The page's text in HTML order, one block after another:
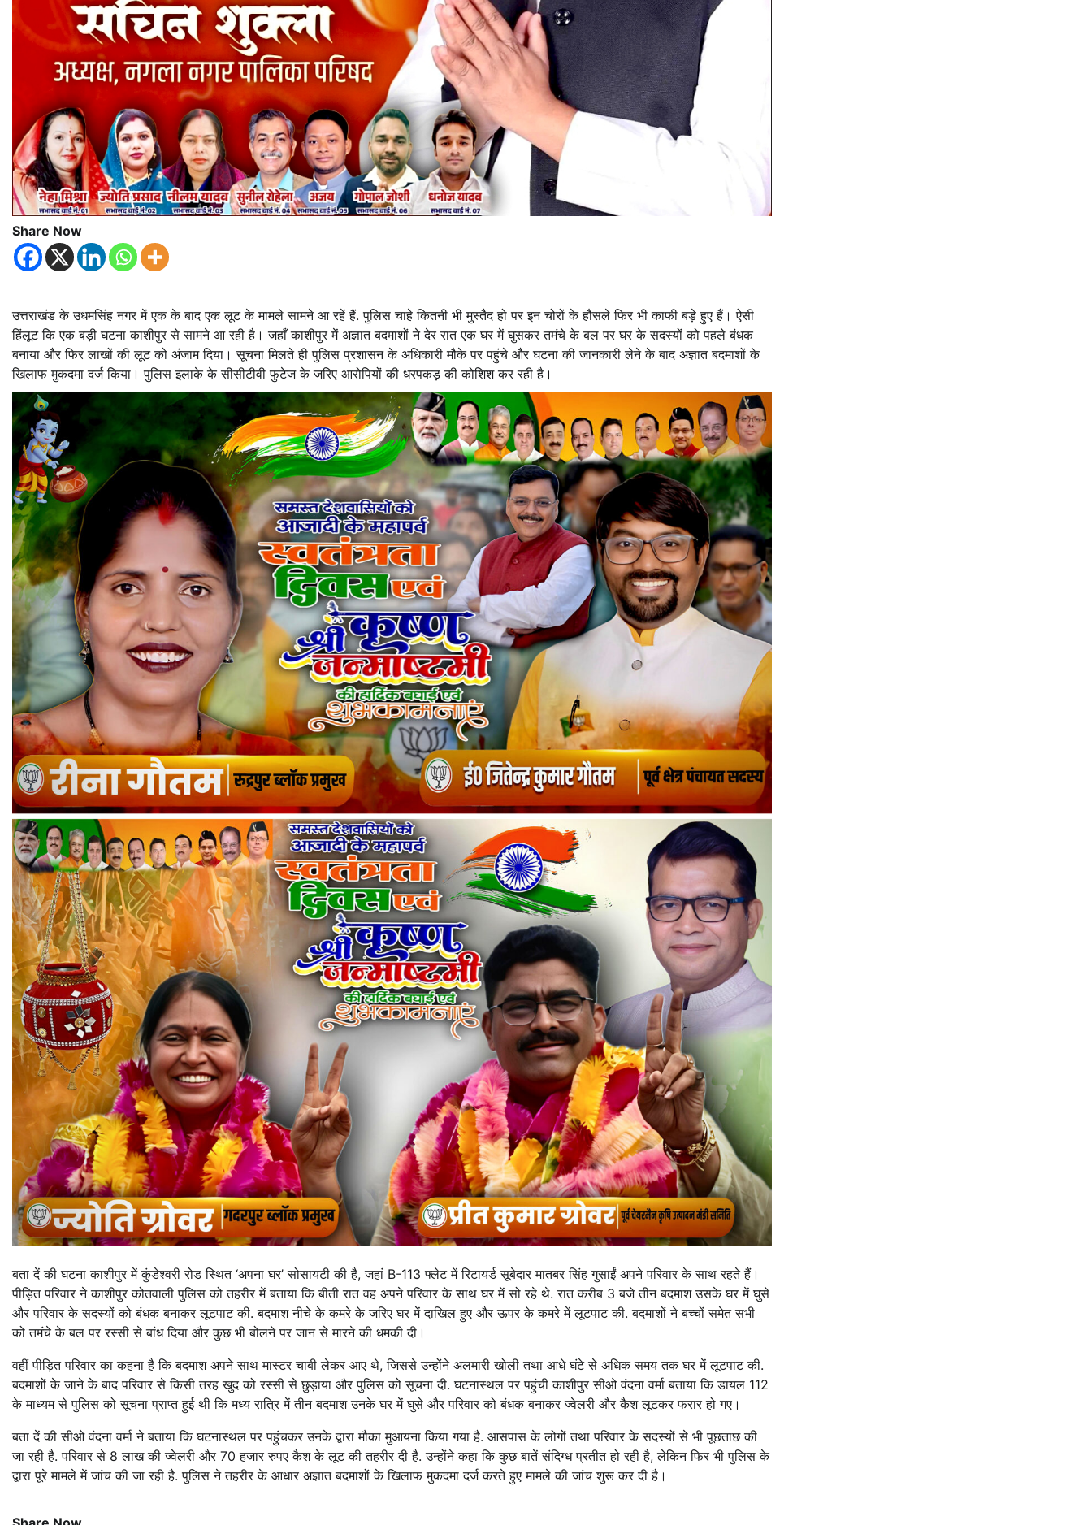
Share Now
उत्तराखंड के उधमसिंह नगर में एक के बाद एक लूट के मामले सामने आ रहें हैं. पुलिस चाहे कितनी भी मुस्तैद हो पर इन चोरों के हौसले फिर भी काफी बड़े हुए हैं। ऐसी
हिंलूट कि एक बड़ी घटना काशीपुर से सामने आ रही है। जहाँ काशीपुर में अज्ञात बदमाशों ने देर रात एक घर में घुसकर तमंचे के बल पर घर के सदस्यों को पहले बंधक
बनाया और फिर लाखों की लूट को अंजाम दिया। सूचना मिलते ही पुलिस प्रशासन के अधिकारी मौके पर पहुंचे और घटना की जानकारी लेने के बाद अज्ञात बदमाशों के
खिलाफ मुकदमा दर्ज किया। पुलिस इलाके के सीसीटीवी फुटेज के जरिए आरोपियों की धरपकड़ की कोशिश कर रही है।
बता दें की घटना काशीपुर में कुंडेश्वरी रोड स्थित ‘अपना घर’ सोसायटी की है, जहां B-113 फ्लेट में रिटायर्ड सूबेदार मातबर सिंह गुसाईं अपने परिवार के साथ रहते हैं।
पीड़ित परिवार ने काशीपुर कोतवाली पुलिस को तहरीर में बताया कि बीती रात वह अपने परिवार के साथ घर में सो रहे थे. रात करीब 3 बजे तीन बदमाश उसके घर में घुसे
और परिवार के सदस्यों को बंधक बनाकर लूटपाट की. बदमाश नीचे के कमरे के जरिए घर में दाखिल हुए और ऊपर के कमरे में लूटपाट की. बदमाशों ने बच्चों समेत सभी
को तमंचे के बल पर रस्सी से बांध दिया और कुछ भी बोलने पर जान से मारने की धमकी दी।
वहीं पीड़ित परिवार का कहना है कि बदमाश अपने साथ मास्टर चाबी लेकर आए थे, जिससे उन्होंने अलमारी खोली तथा आधे घंटे से अधिक समय तक घर में लूटपाट की.
बदमाशों के जाने के बाद परिवार से किसी तरह खुद को रस्सी से छुड़ाया और पुलिस को सूचना दी. घटनास्थल पर पहुंची काशीपुर सीओ वंदना वर्मा बताया कि डायल 112
के माध्यम से पुलिस को सूचना प्राप्त हुई थी कि मध्य रात्रि में तीन बदमाश उनके घर में घुसे और परिवार को बंधक बनाकर ज्वेलरी और कैश लूटकर फरार हो गए।
बता दें की सीओ वंदना वर्मा ने बताया कि घटनास्थल पर पहुंचकर उनके द्वारा मौका मुआयना किया गया है. आसपास के लोगों तथा परिवार के सदस्यों से भी पूछताछ की
जा रही है. परिवार से 8 लाख की ज्वेलरी और 70 हजार रुपए कैश के लूट की तहरीर दी है. उन्होंने कहा कि कुछ बातें संदिग्ध प्रतीत हो रही है, लेकिन फिर भी पुलिस के
द्वारा पूरे मामले में जांच की जा रही है. पुलिस ने तहरीर के आधार अज्ञात बदमाशों के खिलाफ मुकदमा दर्ज करते हुए मामले की जांच शुरू कर दी है।